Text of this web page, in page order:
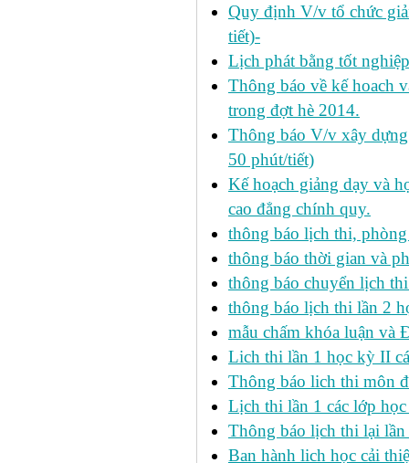
Quy định V/v tổ chức
tiết)-
Lịch phát bằng tốt
Thông báo về kế hoach
trong đợt hè 2014.
Thông báo V/v xây
50 phút/tiết)
Kế hoạch giảng dạy và
cao đẳng chính quy.
thông báo lịch thi,
thông báo thời gian và
thông báo chuyển lịch
thông báo lịch thi lần 2
mẫu chấm khóa luận và
Lich thi lần 1 học kỳ II
Thông báo lich thi môn
Lịch thi lần 1 các lớp
Thông báo lịch thi lại
Ban hành lich học cải